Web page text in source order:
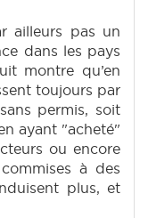
ailleurs pas un
dans les pays
montre qu’en
toujours par
permis, soit
ayant "acheté"
ou encore
à des
plus, et